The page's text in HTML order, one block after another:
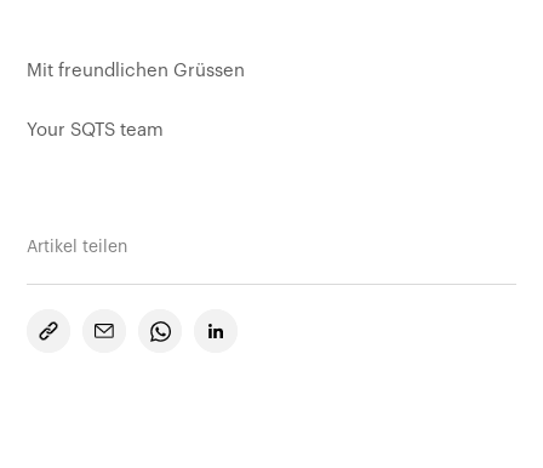
Mit freundlichen Grüssen
Your SQTS team
Artikel teilen